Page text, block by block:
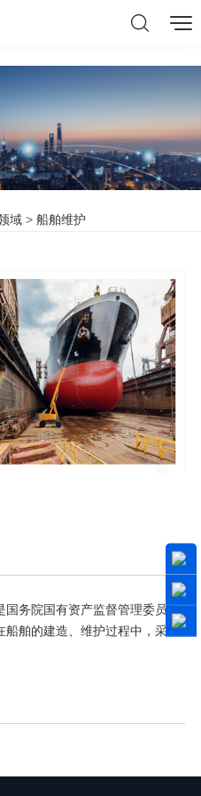
域> 船舶维护
国务院国有资产监督管理委员会
舶的建造、维护过程中，采用